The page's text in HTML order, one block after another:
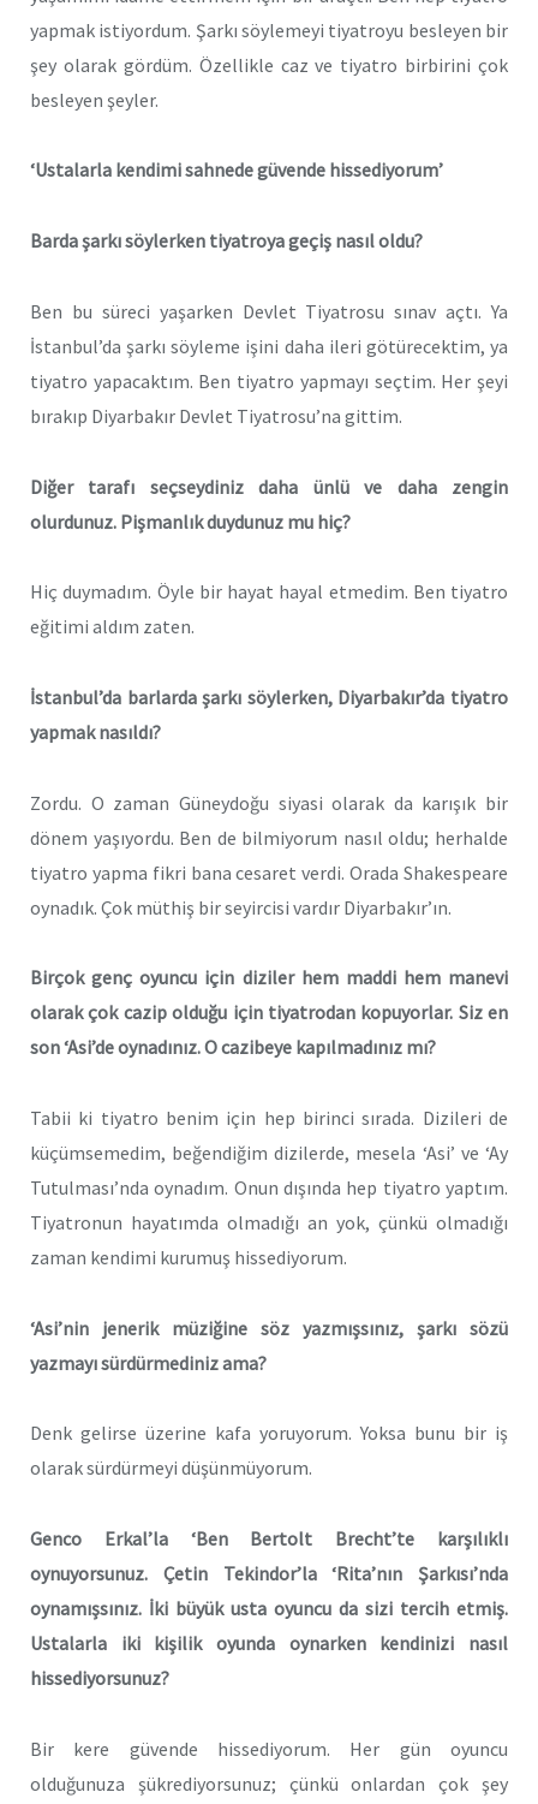
yapmak istiyordum. Şarkı söylemeyi tiyatroyu besleyen bir
şey olarak gördüm. Özellikle caz ve tiyatro birbirini çok
besleyen şeyler.
‘Ustalarla kendimi sahnede güvende hissediyorum’
Barda şarkı söylerken tiyatroya geçiş nasıl oldu?
Ben bu süreci yaşarken Devlet Tiyatrosu sınav açtı. Ya
İstanbul’da şarkı söyleme işini daha ileri götürecektim, ya
tiyatro yapacaktım. Ben tiyatro yapmayı seçtim. Her şeyi
bırakıp Diyarbakır Devlet Tiyatrosu’na gittim.
Diğer tarafı seçseydiniz daha ünlü ve daha zengin
olurdunuz. Pişmanlık duydunuz mu hiç?
Hiç duymadım. Öyle bir hayat hayal etmedim. Ben tiyatro
eğitimi aldım zaten.
İstanbul’da barlarda şarkı söylerken, Diyarbakır’da tiyatro
yapmak nasıldı?
Zordu. O zaman Güneydoğu siyasi olarak da karışık bir
dönem yaşıyordu. Ben de bilmiyorum nasıl oldu; herhalde
tiyatro yapma fikri bana cesaret verdi. Orada Shakespeare
oynadık. Çok müthiş bir seyircisi vardır Diyarbakır’ın.
Birçok genç oyuncu için diziler hem maddi hem manevi
olarak çok cazip olduğu için tiyatrodan kopuyorlar. Siz en
son ‘Asi’de oynadınız. O cazibeye kapılmadınız mı?
Tabii ki tiyatro benim için hep birinci sırada. Dizileri de
küçümsemedim, beğendiğim dizilerde, mesela ‘Asi’ ve ‘Ay
Tutulması’nda oynadım. Onun dışında hep tiyatro yaptım.
Tiyatronun hayatımda olmadığı an yok, çünkü olmadığı
zaman kendimi kurumuş hissediyorum.
‘Asi’nin jenerik müziğine söz yazmışsınız, şarkı sözü
yazmayı sürdürmediniz ama?
Denk gelirse üzerine kafa yoruyorum. Yoksa bunu bir iş
olarak sürdürmeyi düşünmüyorum.
Genco Erkal’la ‘Ben Bertolt Brecht’te karşılıklı
oynuyorsunuz. Çetin Tekindor’la ‘Rita’nın Şarkısı’nda
oynamışsınız. İki büyük usta oyuncu da sizi tercih etmiş.
Ustalarla iki kişilik oyunda oynarken kendinizi nasıl
hissediyorsunuz?
Bir kere güvende hissediyorum. Her gün oyuncu
olduğunuza şükrediyorsunuz; çünkü onlardan çok şey